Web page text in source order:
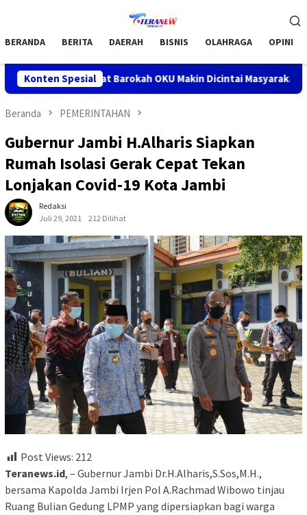
Mobile
BERANDA BERITA DAERAH BISNIS OLAHRAGA OPINI
Konten Spesial
Jumat Barokah OKU Makin Dicintai Masyarakat
Beranda PEMERINTAHAN
Gubernur Jambi H.Alharis Siapkan
Rumah Isolasi Gerak Cepat Tekan
Lonjakan Covid-19 Kota Jambi
Redaksi
Juli 29, 2021
212 Dilihat
Post Views: 212
Teranews.id, – Gubernur Jambi Dr.H.Alharis,S.Sos,M.H.,
bersama Kapolda Jambi Irjen Pol A.Rachmad Wibowo tinjau
Ruang Bulian Gedung LPMP yang dipersiapkan bagi warga